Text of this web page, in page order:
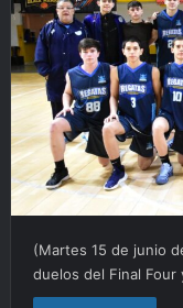
(Martes 15 de junio
duelos del Final